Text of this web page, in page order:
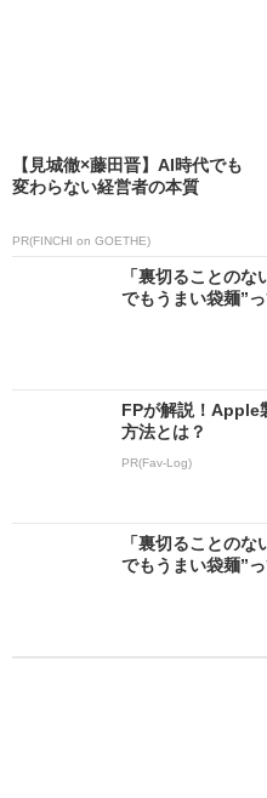
【見城徹×藤田晋】AI時代でも
変わらない経営者の本質
PR(FINCHI on GOETHE)
「裏切ることの
でもうまい袋麺”
FPが解説！Apple
方法とは？
PR(Fav-Log)
「裏切ることの
でもうまい袋麺”